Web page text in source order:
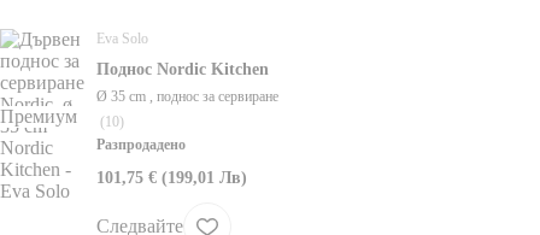
Премиум
Eva Solo
Поднос Nordic Kitchen
Ø 35 cm , поднос за сервиране
(10)
Разпродадено
101,75 € (199,01 Лв)
Следвайте